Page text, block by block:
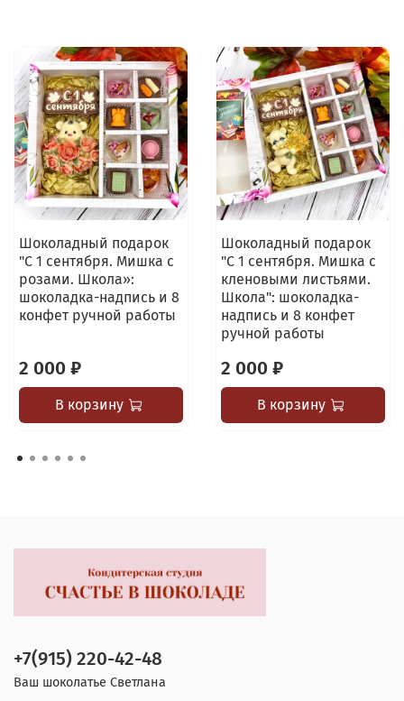
Шоколадный подарок
"С 1 сентября. Мишка с
розами. Школа»:
шоколадка-надпись и 8
конфет ручной работы
2 000 ₽
В корзину
Шоколадный подарок
"С 1 сентября. Мишка с
кленовыми листьями.
Школа": шоколадка-
надпись и 8 конфет
ручной работы
2 000 ₽
В корзину
+7(915) 220-42-48
Ваш шоколатье Светлана